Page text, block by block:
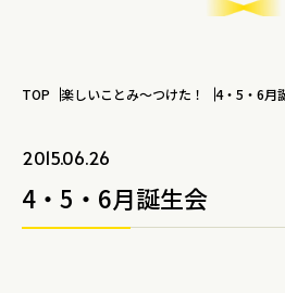
TOP 楽しいことみ～つけた！ 4・5・6月
2015.06.26
4・5・6月誕生会